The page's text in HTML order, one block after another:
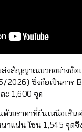
ส่งสัญญาณบวกอย่างชั
2026) ซึ่งถือเป็นการ
ะ 1,600 จุด
ยราคาที่ยืนเหนือเส้น
าแน่น โซน 1,545 จุด